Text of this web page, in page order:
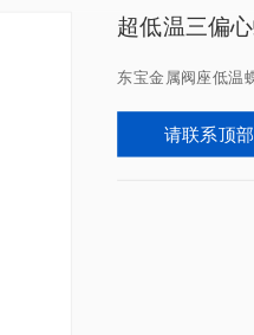
超低温三偏
东宝金属阀座低温
请联系顶